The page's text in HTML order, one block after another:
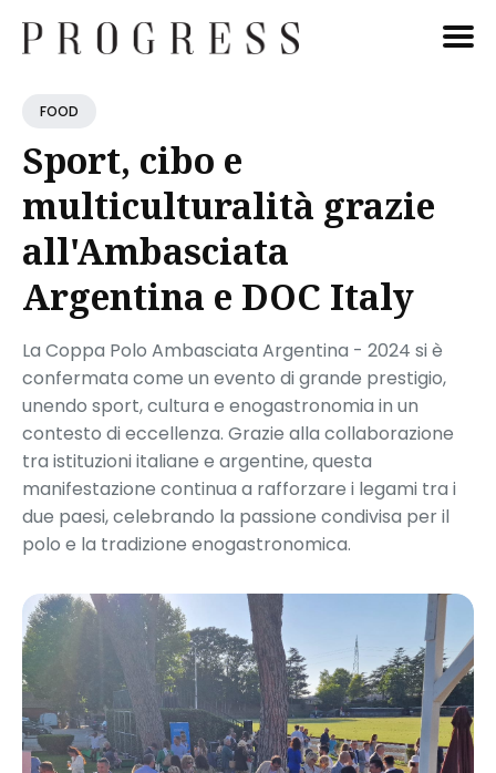
Cerca
FOOD
Sport, cibo e
multiculturalità grazie
all'Ambasciata
Argentina e DOC Italy
La Coppa Polo Ambasciata Argentina - 2024 si è
confermata come un evento di grande prestigio,
unendo sport, cultura e enogastronomia in un
contesto di eccellenza. Grazie alla collaborazione
tra istituzioni italiane e argentine, questa
manifestazione continua a rafforzare i legami tra i
due paesi, celebrando la passione condivisa per il
polo e la tradizione enogastronomica.